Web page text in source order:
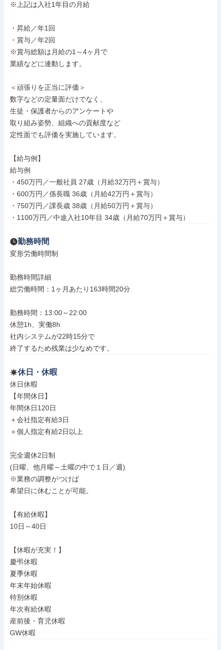
※上記は入社1年目の月給
・昇給／年1回
・賞与／年2回
※賞与総額は月給の1～4ヶ月で
業績などに連動します。
＜頑張りを正当に評価＞
数字などの定量面だけでなく、
生徒・保護者からのアンケートや
取り組み姿勢、組織への貢献度など
定性面でも評価を実施しています。
【給与例】
給与例
・450万円／一般社員 27歳（月給32万円＋賞与）
・600万円／係長職 36歳（月給42万円＋賞与）
・750万円／課長歳 38歳（月給50万円＋賞与）
・1100万円／中途入社10年目 34歳（月給70万円＋賞与）
勤務時間
変形労働時間制
勤務時間詳細
総労働時間：1ヶ月あたり163時間20分
勤務時間：13:00～22:00
休憩1h、実働8h
社内システムが22時15分で
終了するため残業は少なめです。
休日・休暇
休日休暇
【年間休日】
年間休日120日
＋会社指定有給3日
＋個人指定有給2日以上
完全週休2日制
(日曜、他月曜～土曜の中で１日／週)
※業務の調整がつけば
希望日に休むことが可能。
【有給休暇】
10日～40日
【休暇が充実！】
慶弔休暇
夏季休暇
年末年始休暇
特別休暇
年次有給休暇
産前後・育児休暇
GW休暇